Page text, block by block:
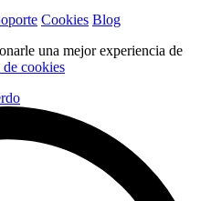
Cookies Blog
una mejor experiencia de
cookies